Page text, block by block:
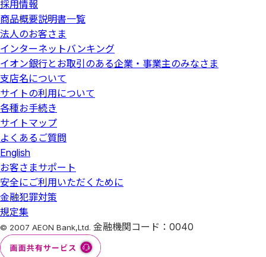
採用情報
商品概要説明書一覧
法人のお客さま
インターネットバンキング
イオン銀行とお取引のある企業・事業主のみなさま
支店名について
サイトの利用について
各種お手続き
サイトマップ
よくあるご質問
English
お客さまサポート
安全にご利用いただくために
金融犯罪対策
規定集
© 2007 AEON Bank,Ltd. 金融機関コード：0040